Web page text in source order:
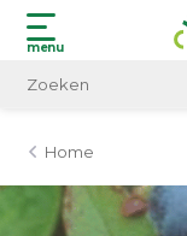
menu
Home